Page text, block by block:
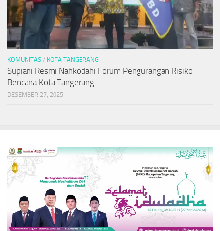
KOMUNITAS / KOTA TANGERANG
Supiani Resmi Nahkodahi Forum Pengurangan Risiko
Bencana Kota Tangerang
DESEMBER 27, 2025